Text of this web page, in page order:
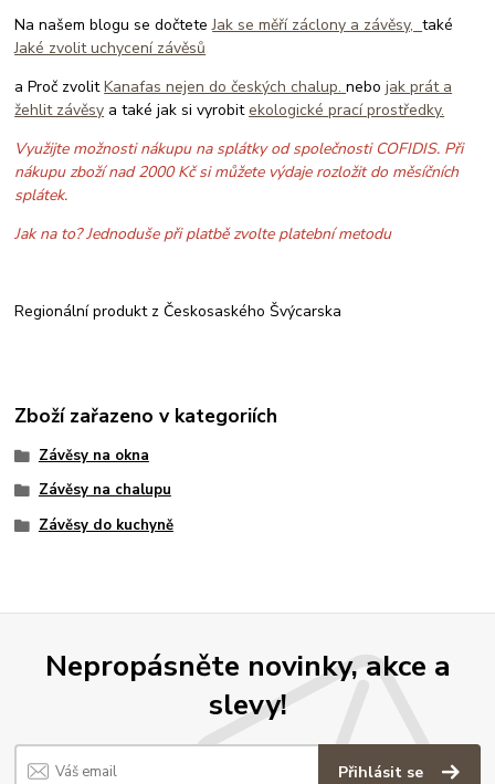
Na našem blogu se dočteteJak se měří záclony a závěsy,také
Jaké zvolit uchycení závěsů
a Proč zvolitKanafas nejen do českých chalup.nebojak prát a
žehlit závěsy a také jak si vyrobitekologické prací prostředky.
Využijte možnosti nákupu na splátky od společnosti COFIDIS. Při
nákupu zboží nad 2000 Kč si můžete výdaje rozložit do měsíčních
splátek.
Jak na to? Jednoduše při platbě zvolte platební metodu
Regionální produkt z Českosaského Švýcarska
Zboží zařazeno v kategoriích
Závěsy na okna
Závěsy na chalupu
Závěsy do kuchyně
Nepropásněte novinky, akce a
slevy!
Přihlásit se